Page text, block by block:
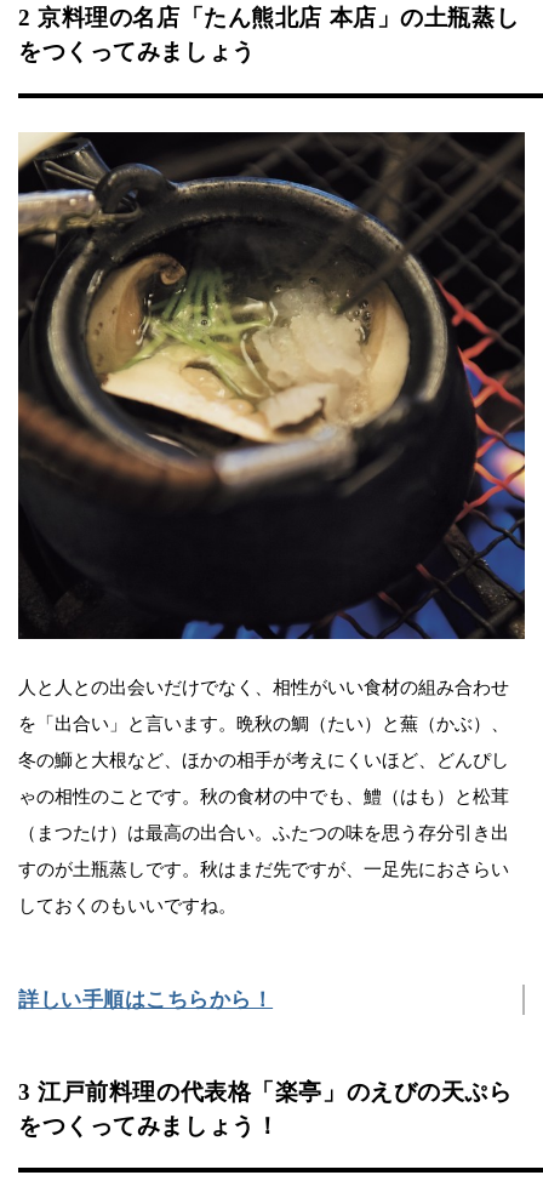
2 京料理の名店「たん熊北店 本店」の土瓶蒸し
をつくってみましょう
人と人との出会いだけでなく、相性がいい食材の組み合わせ
を「出合い」と言います。晩秋の鯛（たい）と蕪（かぶ）、
冬の鰤と大根など、ほかの相手が考えにくいほど、どんぴし
ゃの相性のことです。秋の食材の中でも、鱧（はも）と松茸
（まつたけ）は最高の出合い。ふたつの味を思う存分引き出
すのが土瓶蒸しです。秋はまだ先ですが、一足先におさらい
しておくのもいいですね。
詳しい手順はこちらから！
3 江戸前料理の代表格「楽亭」のえびの天ぷら
をつくってみましょう！